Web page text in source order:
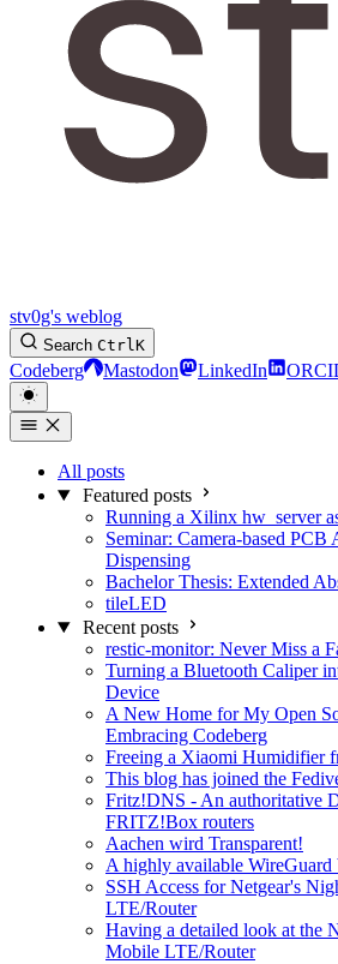
stv0g's weblog
Search CtrlK
Codeberg Mastodon LinkedIn
All posts
Featured posts
Running a Xilinx hw_server
Seminar: Camera-based PCB
Dispensing
Bachelor Thesis: Extended
tileLED
Recent posts
restic-monitor: Never Miss a
Turning a Bluetooth Caliper
Device
A New Home for My Open
Embracing Codeberg
Freeing a Xiaomi Humidifier
This blog has joined the
Fritz!DNS - An authoritative
FRITZ!Box routers
Aachen wird Transparent!
A highly available WireGuard
SSH Access for Netgear's
LTE/Router
Having a detailed look at the
Mobile LTE/Router